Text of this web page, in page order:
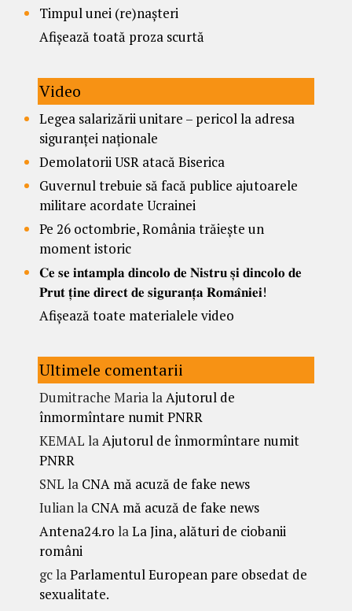
Timpul unei (re)nașteri
Afișează toată proza scurtă
Video
Legea salarizării unitare – pericol la adresa
siguranței naționale
Demolatorii USR atacă Biserica
Guvernul trebuie să facă publice ajutoarele
militare acordate Ucrainei
Pe 26 octombrie, România trăiește un
moment istoric
𝐂𝐞 𝐬𝐞 𝐢𝐧𝐭𝐚𝐦𝐩𝐥𝐚 𝐝𝐢𝐧𝐜𝐨𝐥𝐨 𝐝𝐞 𝐍𝐢𝐬𝐭𝐫𝐮 𝐬̦𝐢 𝐝𝐢𝐧𝐜𝐨𝐥𝐨 𝐝𝐞
𝐏𝐫𝐮𝐭 𝐭̦𝐢𝐧𝐞 𝐝𝐢𝐫𝐞𝐜𝐭 𝐝𝐞 𝐬𝐢𝐠𝐮𝐫𝐚𝐧𝐭̦𝐚 𝐑𝐨𝐦𝐚̂𝐧𝐢𝐞𝐢!
Afișează toate materialele video
Ultimele comentarii
Dumitrache MarialaAjutorul de
înmormîntare numit PNRR
KEMAL laAjutorul de înmormîntare numit
PNRR
SNL la CNA mă acuză de fake news
Iulianla CNA mă acuză de fake news
Antena24.ro laLa Jina, alături de ciobanii
români
gclaParlamentul European pare obsedat de
sexualitate.